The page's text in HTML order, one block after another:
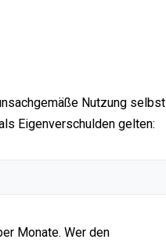
Nutzung selbst
Eigenverschulden gelten:
Monate. Wer den